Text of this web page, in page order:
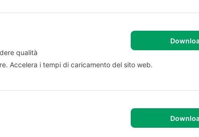
qualità
Accelera i tempi di caricamento del sito web.